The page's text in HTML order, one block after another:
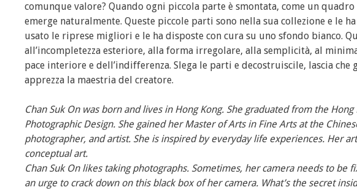
comunque valore? Quando ogni piccola parte è smontata, come un
emerge naturalmente. Queste piccole parti sono nella sua collezione e le
usato le riprese migliori e le ha disposte con cura su uno sfondo bianco.
all’incompletezza esteriore, alla forma irregolare, alla semplicità, al
pace interiore e dell’indifferenza. Slega le parti e decostruiscile, lascia
apprezza la maestria del creatore.
Chan Suk On was born and lives in Hong Kong. She graduated from the
Photographic Design. She gained her Master of Arts in Fine Arts at the
photographer, and artist. She is inspired by everyday life experiences. Her
conceptual art.
Chan Suk On likes taking photographs. Sometimes, her camera needs to be
an urge to crack down on this black box of her camera. What’s the secret